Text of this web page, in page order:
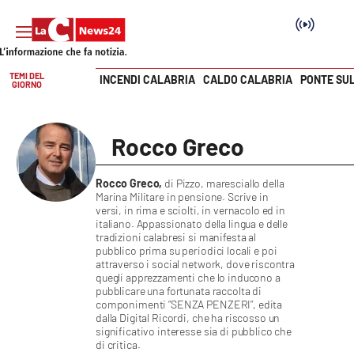
SEZIONI
Cronaca
Politica
Economia e lavoro
Italia Mondo
Vai
TEMI DEL
GIORNO
INCENDI CALABRIA CALDO CALABRIA PONTE
Rocco Greco
Rocco Greco, di Pizzo, maresciallo della
Marina Militare in pensione. Scrive in
versi, in rima e sciolti, in vernacolo ed in
italiano. Appassionato della lingua e delle
tradizioni calabresi si manifesta al
pubblico prima su periodici locali e poi
attraverso i social network, dove riscontra
quegli apprezzamenti che lo inducono a
pubblicare una fortunata raccolta di
componimenti “SENZA PENZERI”, edita
dalla Digital Ricordi, che ha riscosso un
significativo interesse sia di pubblico che
di critica.